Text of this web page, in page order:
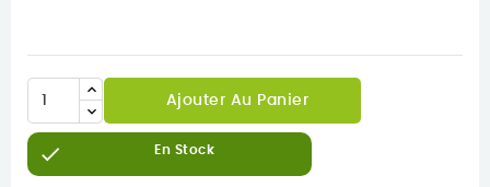
Ajouter Au Panier
 En Stock